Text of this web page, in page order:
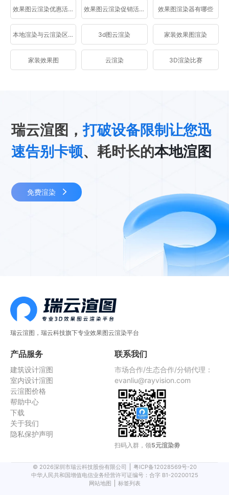
效果图云渲染优惠活动 效果图云渲染促销活动 效果图渲染器有哪些
本地渲染与云渲染区别 3d图云渲染 家装效果图渲染
家装效果图 云渲染 3D渲染比赛
瑞云渲图，打破设备限制让您迅
速告别卡顿、耗时长的本地渲图
免费渲染
瑞云渲图，瑞云科技旗下专业效果图云渲染平台
产品服务
建筑设计渲图
室内设计渲图
云渲图价格
帮助中心
下载
关于我们
隐私保护声明
联系我们
市场合作/生态合作/分销代理：
evanliu@rayvision.com
扫码入群，领5元渲染劵
© 2026深圳市瑞云科技股份有限公司
粤ICP备12028569号-20
中华人民共和国增值电信业务经营许可证编号：合字 B1-20200125
网站地图
标签列表